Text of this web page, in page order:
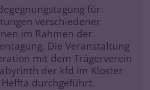
für
verschiedener
im Rahmen der
Die Veranstaltung
mit dem Trägerverein
der kfd im Kloster
durchgeführt.